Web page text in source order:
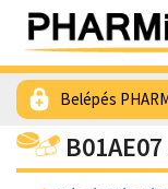
Belépés
B01AE07